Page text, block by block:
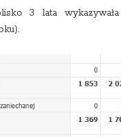
3 lata